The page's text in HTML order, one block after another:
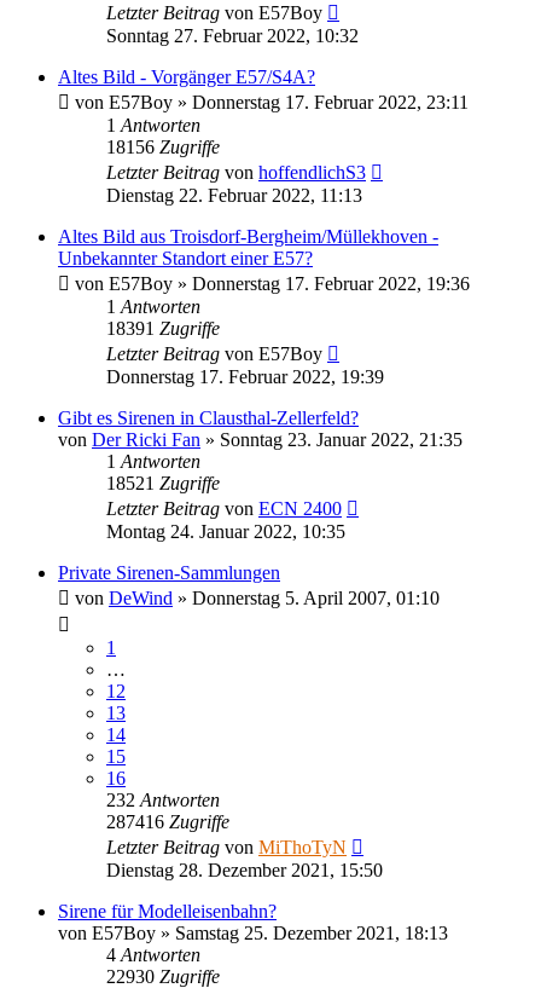
Letzter Beitrag von E57Boy
Sonntag 27. Februar 2022, 10:32
Altes Bild - Vorgänger E57/S4A?
von E57Boy » Donnerstag 17. Februar 2022, 23:11
1 Antworten
18156 Zugriffe
Letzter Beitrag von hoffendlichS3
Dienstag 22. Februar 2022, 11:13
Altes Bild aus Troisdorf-Bergheim/Müllekhoven -
Unbekannter Standort einer E57?
von E57Boy » Donnerstag 17. Februar 2022, 19:36
1 Antworten
18391 Zugriffe
Letzter Beitrag von E57Boy
Donnerstag 17. Februar 2022, 19:39
Gibt es Sirenen in Clausthal-Zellerfeld?
von Der Ricki Fan » Sonntag 23. Januar 2022, 21:35
1 Antworten
18521 Zugriffe
Letzter Beitrag von ECN 2400
Montag 24. Januar 2022, 10:35
Private Sirenen-Sammlungen
von DeWind » Donnerstag 5. April 2007, 01:10
1
…
12
13
14
15
16
232 Antworten
287416 Zugriffe
Letzter Beitrag von MiThoTyN
Dienstag 28. Dezember 2021, 15:50
Sirene für Modelleisenbahn?
von E57Boy » Samstag 25. Dezember 2021, 18:13
4 Antworten
22930 Zugriffe